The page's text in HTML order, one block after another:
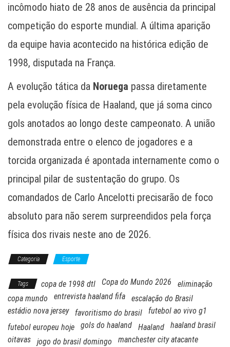
incômodo hiato de 28 anos de ausência da principal
competição do esporte mundial. A última aparição
da equipe havia acontecido na histórica edição de
1998, disputada na França.
A evolução tática da Noruega passa diretamente
pela evolução física de Haaland, que já soma cinco
gols anotados ao longo deste campeonato. A união
demonstrada entre o elenco de jogadores e a
torcida organizada é apontada internamente como o
principal pilar de sustentação do grupo. Os
comandados de Carlo Ancelotti precisarão de foco
absoluto para não serem surpreendidos pela força
física dos rivais neste ano de 2026.
Categoria Esporte
Tags copa de 1998 dtl Copa do Mundo 2026
eliminação
copa mundo
entrevista haaland fifa
escalação do Brasil
estádio nova jersey
favoritismo do brasil
futebol ao vivo g1
futebol europeu hoje
gols do haaland Haaland
haaland brasil
oitavas
jogo do brasil domingo
manchester city atacante